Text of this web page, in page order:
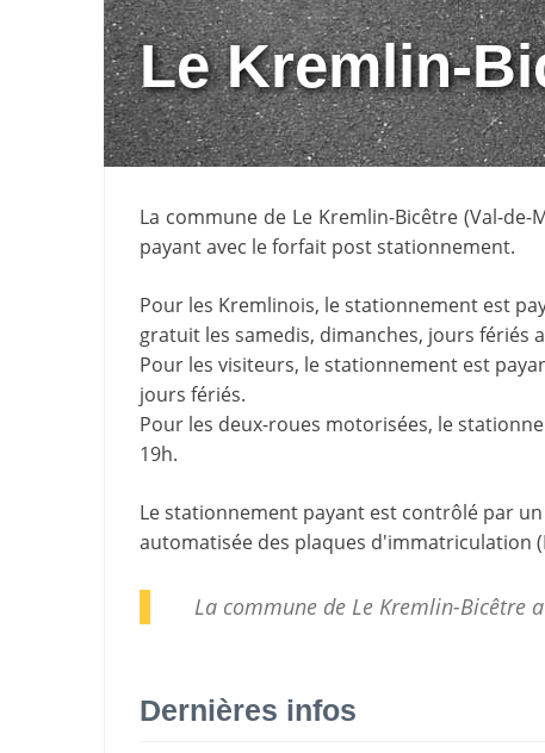
Le Kremlin-
La commune de Le Kremlin-Bicêtre (Val-de-
payant avec le forfait post stationnement.
Pour les Kremlinois, le stationnement est
gratuit les samedis, dimanches, jours fériés
Pour les visiteurs, le stationnement est
jours fériés.
Pour les deux-roues motorisées, le
19h.
Le stationnement payant est contrôlé par
automatisée des plaques d'immatriculation
La commune de Le Kremlin-Bicêtre
Dernières infos